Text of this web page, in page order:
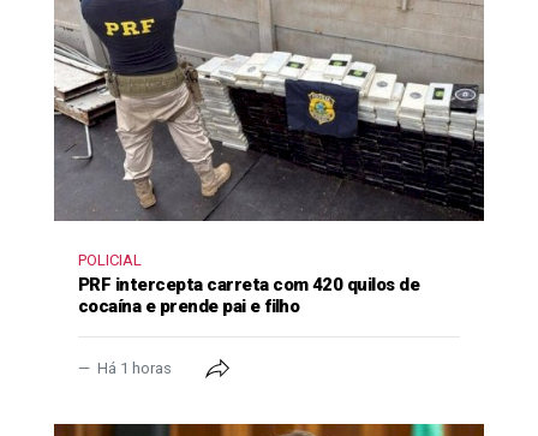
POLICIAL
PRF intercepta carreta com 420 quilos de
cocaína e prende pai e filho
Há 1 horas